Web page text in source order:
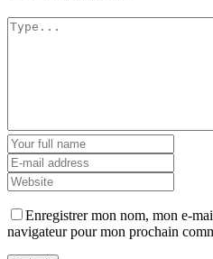
Enregistrer mon nom, mon e-
navigateur pour mon prochain